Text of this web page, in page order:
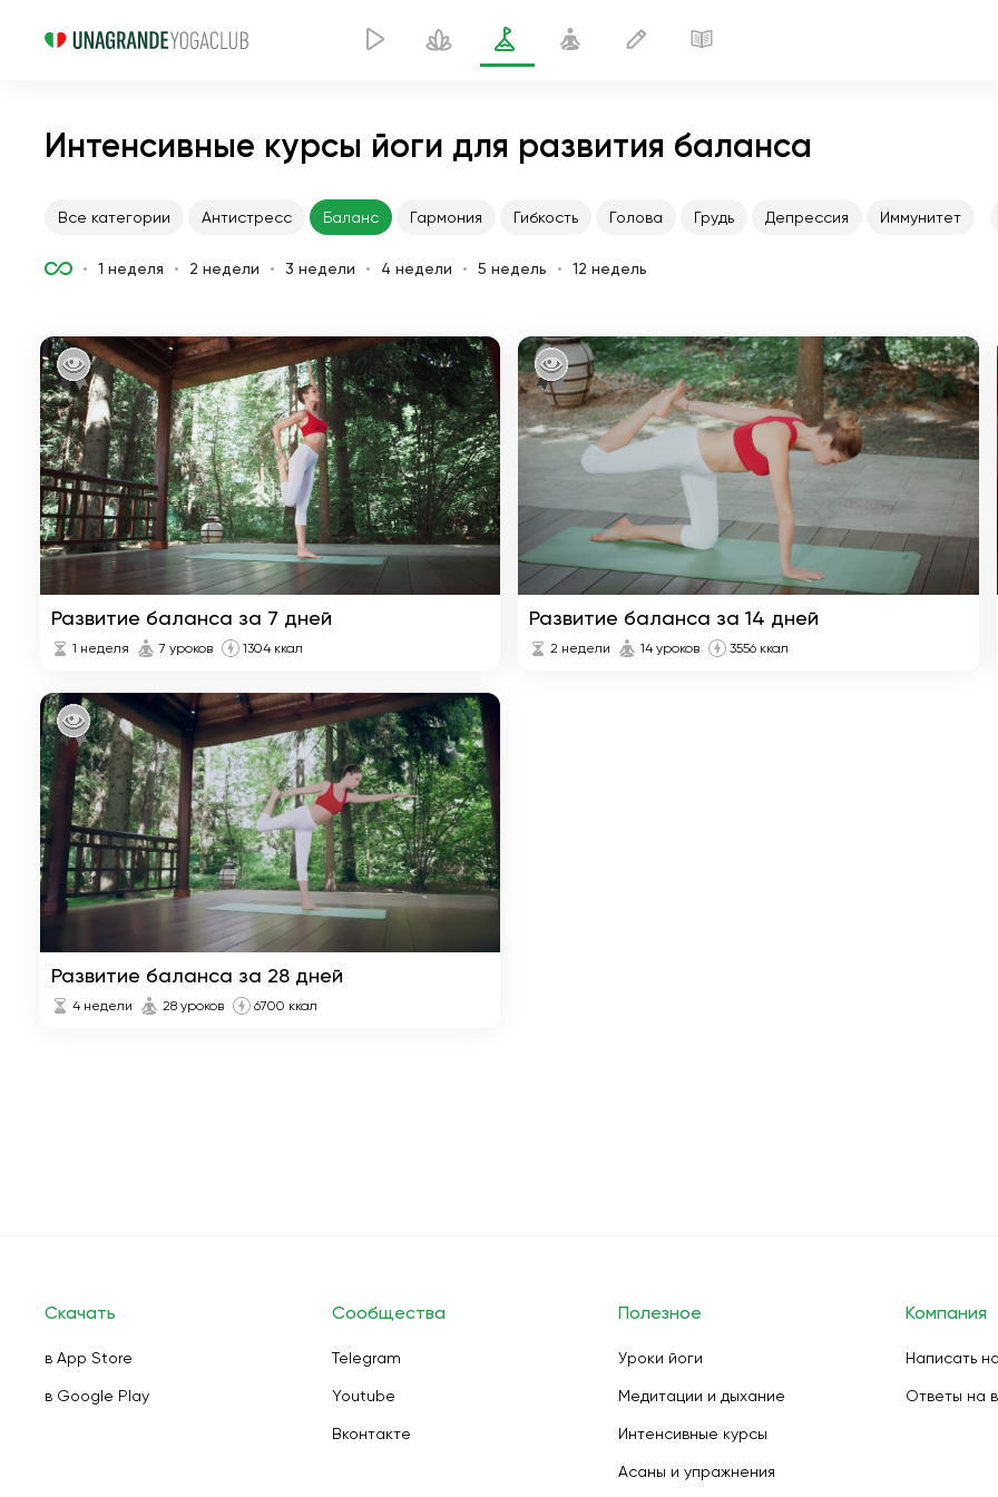
Интенсивные курсы йоги для развития баланса
Все категории Антистресс Баланс Гармония Гибкость Голова Грудь Депрессия Иммунитет
1 неделя 2 недели 3 недели 4 недели 5 недель 12 недель
Развитие баланса за 7 дней
1 неделя 7 уроков 1304 ккал
Развитие баланса за 14 дней
2 недели 14 уроков 3556 ккал
Развитие баланса за 28 дней
4 недели 28 уроков 6700 ккал
Скачать
в App Store
в Google Play
Сообщества
Telegram
Youtube
Вконтакте
Полезное
Уроки йоги
Медитации и дыхание
Интенсивные курсы
Асаны и упражнения
Компания
Написать
Ответы на